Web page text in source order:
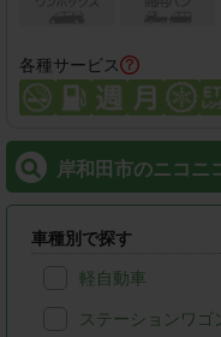
各種サービス
岸和田市のニコニ
車種別で探す
軽自動車
ステーションワゴ